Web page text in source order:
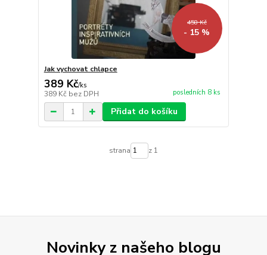
458 Kč
- 15 %
Jak vychovat chlapce
389 Kč/ks
389 Kč bez DPH posledních 8 ks
Přidat do košíku
strana z 1
Novinky z našeho blogu